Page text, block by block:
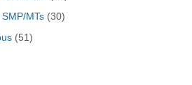
SMP/MTs (30)
(51)